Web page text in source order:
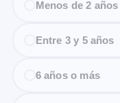
Menos de 2 años
Entre 3 y 5 años
6 años o más